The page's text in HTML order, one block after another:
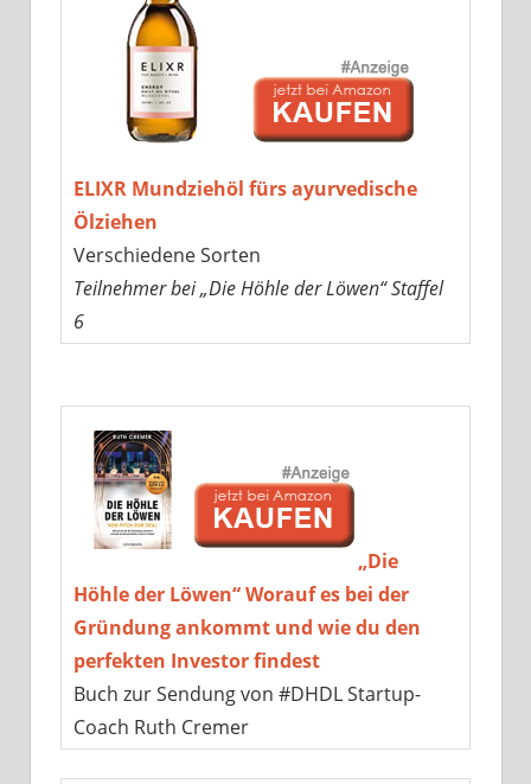
ELIXR Mundziehöl fürs ayurvedische
Ölziehen
Verschiedene Sorten
Teilnehmer bei „Die Höhle der Löwen“ Staffel
6
„Die
Höhle der Löwen“ Worauf es bei der
Gründung ankommt und wie du den
perfekten Investor findest
Buch zur Sendung von #DHDL Startup-
Coach Ruth Cremer